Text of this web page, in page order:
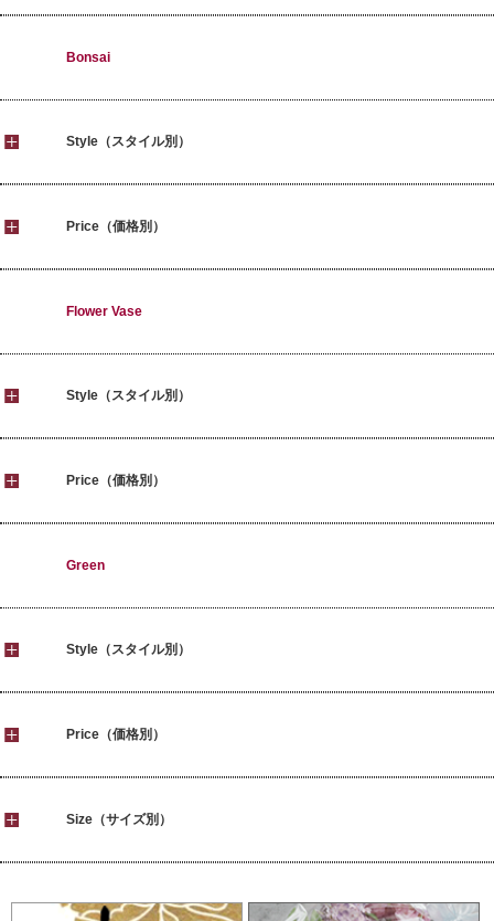
Bonsai
Style（スタイル別）
Price（価格別）
Flower Vase
Style（スタイル別）
Price（価格別）
Green
Style（スタイル別）
Price（価格別）
Size（サイズ別）